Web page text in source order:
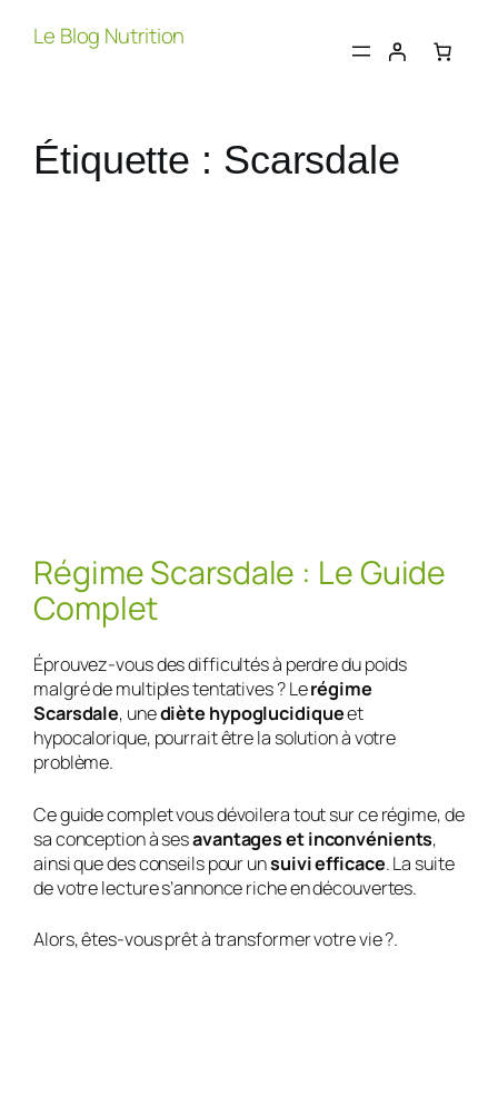
Le Blog Nutrition
Étiquette : Scarsdale
Régime Scarsdale : Le Guide
Complet
Éprouvez-vous des difficultés à perdre du poids
malgré de multiples tentatives ? Lerégime
Scarsdale, unediète hypoglucidiqueet
hypocalorique, pourrait être la solution à votre
problème.
Ce guide complet vous dévoilera tout sur ce régime, de
sa conception à sesavantages et inconvénients,
ainsi que des conseils pour unsuivi efficace. La suite
de votre lecture s’annonce riche en découvertes.
Alors, êtes-vous prêt à transformer votre vie ?.